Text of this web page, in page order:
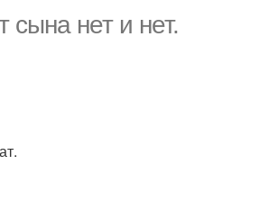
сына нет и нет.